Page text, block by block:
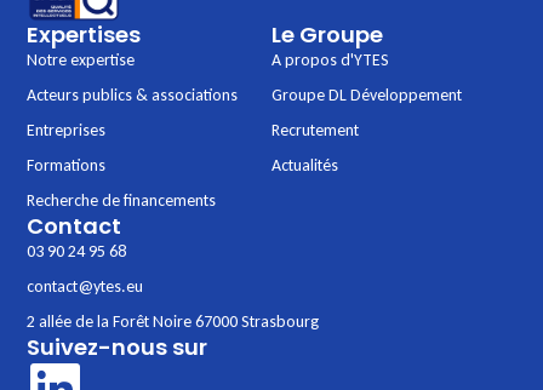
Expertises
Notre expertise
Acteurs publics & associations
Entreprises
Formations
Recherche de financements
Le Groupe
A propos d'YTES
Groupe DL Développement
Recrutement
Actualités
Contact
03 90 24 95 68
contact@ytes.eu
2 allée de la Forêt Noire 67000 Strasbourg
Suivez-nous sur